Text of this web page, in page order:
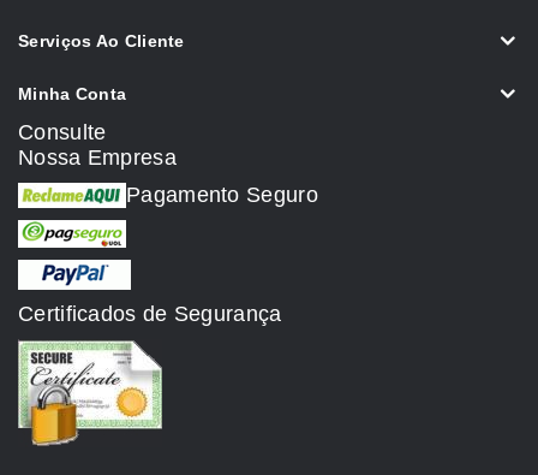
Serviços Ao Cliente
Minha Conta
Consulte
Nossa Empresa
Pagamento Seguro
Certificados de Segurança